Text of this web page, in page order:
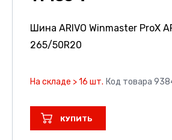
Шина ARIVO Winmaster ProX
265/50R20
На складе > 16 шт. Код товара
КУПИТЬ